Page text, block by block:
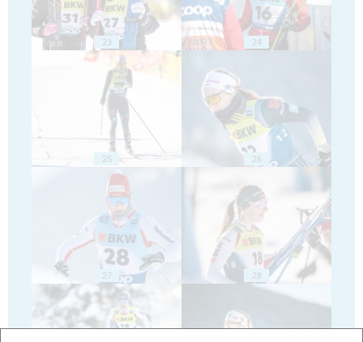
23 24
25 26
27 28